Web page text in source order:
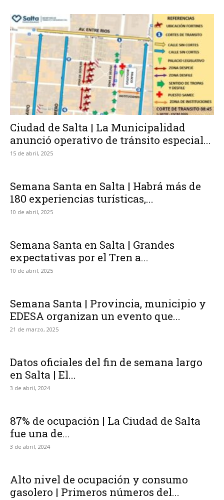
Ciudad de Salta | La Municipalidad
anunció operativo de tránsito especial...
15 de abril, 2025
Semana Santa en Salta | Habrá más de
180 experiencias turísticas,...
10 de abril, 2025
Semana Santa en Salta | Grandes
expectativas por el Tren a...
10 de abril, 2025
Semana Santa | Provincia, municipio y
EDESA organizan un evento que...
21 de marzo, 2025
Datos oficiales del fin de semana largo
en Salta | El...
3 de abril, 2024
87% de ocupación | La Ciudad de Salta
fue una de...
3 de abril, 2024
Alto nivel de ocupación y consumo
gasolero | Primeros números del...